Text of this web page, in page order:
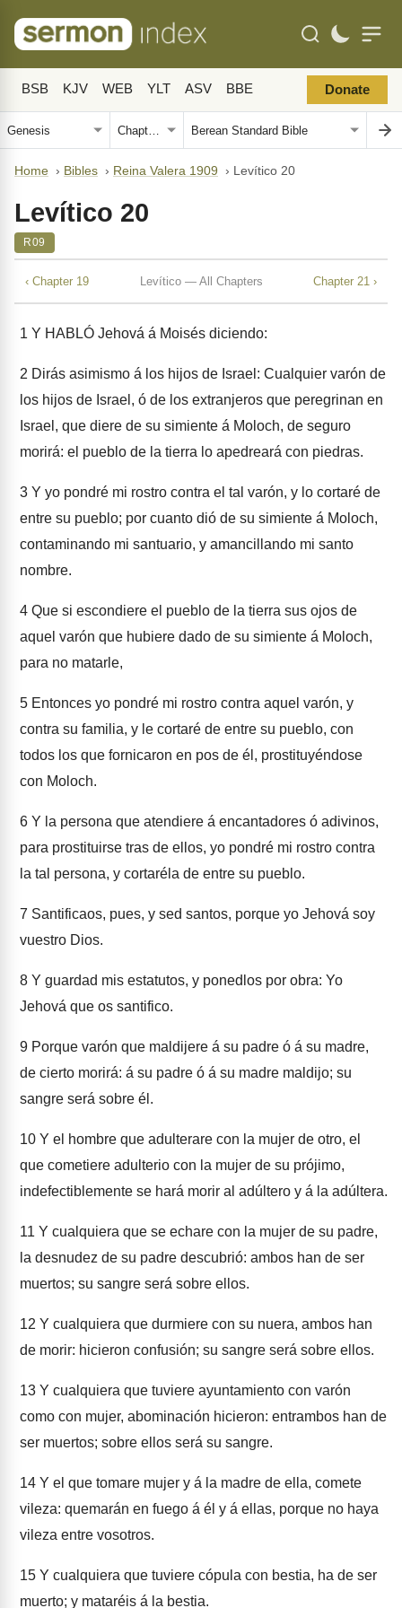
BSB KJV WEB YLT ASV BBE Donate
Home › Bibles › Reina Valera 1909 › Levítico 20
Levítico 20
R09
‹ Chapter 19 Levítico — All Chapters Chapter 21 ›
1 Y HABLÓ Jehová á Moisés diciendo:
2 Dirás asimismo á los hijos de Israel: Cualquier varón de
los hijos de Israel, ó de los extranjeros que peregrinan en
Israel, que diere de su simiente á Moloch, de seguro
morirá: el pueblo de la tierra lo apedreará con piedras.
3 Y yo pondré mi rostro contra el tal varón, y lo cortaré de
entre su pueblo; por cuanto dió de su simiente á Moloch,
contaminando mi santuario, y amancillando mi santo
nombre.
4 Que si escondiere el pueblo de la tierra sus ojos de
aquel varón que hubiere dado de su simiente á Moloch,
para no matarle,
5 Entonces yo pondré mi rostro contra aquel varón, y
contra su familia, y le cortaré de entre su pueblo, con
todos los que fornicaron en pos de él, prostituyéndose
con Moloch.
6 Y la persona que atendiere á encantadores ó adivinos,
para prostituirse tras de ellos, yo pondré mi rostro contra
la tal persona, y cortaréla de entre su pueblo.
7 Santificaos, pues, y sed santos, porque yo Jehová soy
vuestro Dios.
8 Y guardad mis estatutos, y ponedlos por obra: Yo
Jehová que os santifico.
9 Porque varón que maldijere á su padre ó á su madre,
de cierto morirá: á su padre ó á su madre maldijo; su
sangre será sobre él.
10 Y el hombre que adulterare con la mujer de otro, el
que cometiere adulterio con la mujer de su prójimo,
indefectiblemente se hará morir al adúltero y á la adúltera.
11 Y cualquiera que se echare con la mujer de su padre,
la desnudez de su padre descubrió: ambos han de ser
muertos; su sangre será sobre ellos.
12 Y cualquiera que durmiere con su nuera, ambos han
de morir: hicieron confusión; su sangre será sobre ellos.
13 Y cualquiera que tuviere ayuntamiento con varón
como con mujer, abominación hicieron: entrambos han de
ser muertos; sobre ellos será su sangre.
14 Y el que tomare mujer y á la madre de ella, comete
vileza: quemarán en fuego á él y á ellas, porque no haya
vileza entre vosotros.
15 Y cualquiera que tuviere cópula con bestia, ha de ser
muerto; y mataréis á la bestia.